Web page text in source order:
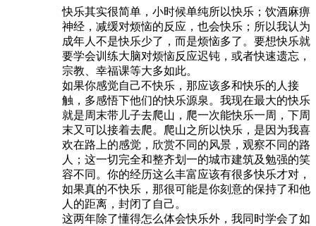
快乐其实很简单，小时候单纯所以快乐；饮酒麻痹
神经，减缓对烦恼的反应，也会快乐；所以我认为
成年人不是快乐少了，而是烦恼多了。要想快乐就
要学会训练大脑对烦恼反应迟钝，或者快速遗忘，
宗教、幸福课等大多如此。
如果你感觉自己不快乐，那应该多和快乐的人接
触，多感悟下他们的快乐源泉。我现在最大的快乐
就是周末带儿子去爬山，爬一次能快乐一周，下周
末又可以接着去爬。爬山之所以快乐，是因为我喜
欢在路上的感觉，欣赏不同的风景，观察不同的路
人；这一切完全和整齐划一的城市建筑及勉强的笑
容不同。你的经历这么丰富应该有很多快乐才对，
如果真的不快乐，那很可能是你刻意的保持了和他
人的距离，封闭了自己。
这两年除了懂得怎么体会快乐外，我同时学会了如